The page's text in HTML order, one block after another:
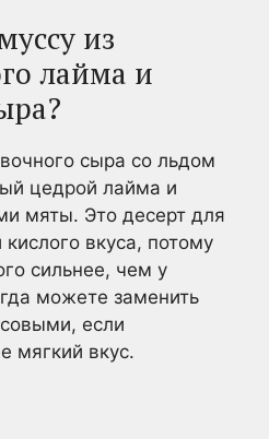
из
лайма и
сыра со льдом
цедрой лайма и
мяты. Это десерт для
вкуса, потому
сильнее, чем у
можете заменить
если
мягкий вкус.